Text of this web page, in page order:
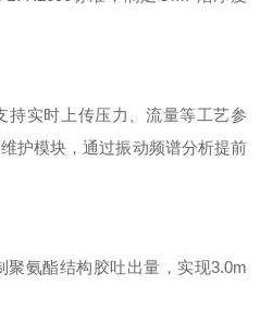
持实时上传压力、流量等工艺参
护模块，通过振动频谱分析提前
氨酯结构胶吐出量，实现3.0m